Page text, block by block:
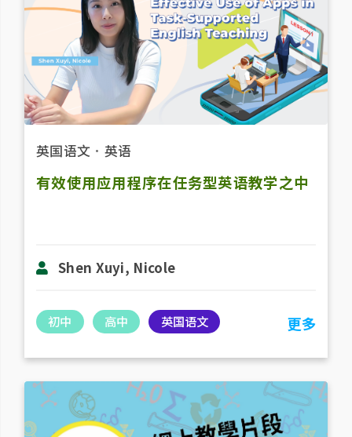
英国语文 ． 英语
有效使用应用程序在任务型英语教学之中
Shen Xuyi, Nicole
初中 高中 英国语文 更多